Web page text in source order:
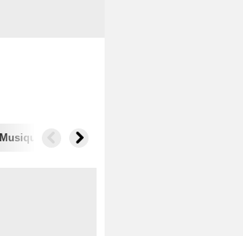
Musique Secrets de tournage